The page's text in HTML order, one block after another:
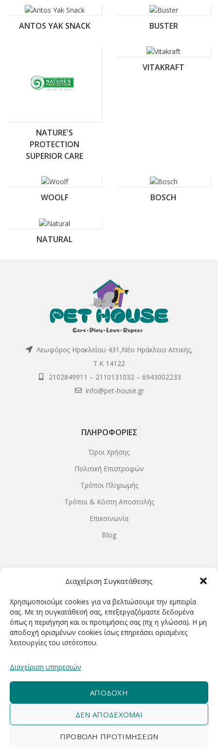
Διαχείριση Συγκατάθεσης
Χρησιμοποιούμε cookies για να βελτιώσουμε την εμπειρία
σας. Με τη συγκατάθεσή σας, επεξεργαζόμαστε δεδομένα
όπως η περιήγηση και οι προτιμήσεις σας (πχ η γλώσσα). Η μη
αποδοχή ορισμένων cookies ίσως επηρεάσει ορισμένες
λειτουργίες του ιστότοπου.
Διαχείριση υπηρεσιών
ΑΠΟΔΟΧΉ
ΔΕΝ ΑΠΟΔΈΧΟΜΑΙ
ΠΡΟΒΟΛΉ ΠΡΟΤΙΜΉΣΕΩΝ
ANTOS YAK SNACK BUSTER
NATURE'S
PROTECTION
SUPERIOR CARE
VITAKRAFT
WOOLF BOSCH
NATURAL
Λεωφόρος Ηρακλείου 431,Νέο Ηράκλειο Αττικής,
Τ.Κ 14122
2102849911 – 2110131032– 6943002233
info@pet-house.gr
ΠΛΗΡΟΦΟΡΊΕΣ
Όροι Χρήσης
Πολιτική Επιστροφών
Τρόποι Πληρωμής
Τρόποι & Κόστη Αποστολής
Επικοινωνία
Blog
ΤΡΙΤΗ-ΠΕΜΠΤΗ-ΠΑΡΑΣΚΕΥΗ 9.00-20.00
ΣΑΒΒΑΤΟ 9.00-15.00
ΕΓΓΡΑΦΕΊΤΕ ΓΙΑ ΝΑ ΛΑΜΒΆΝΕΤΕ ΠΡΏΤΟΙ NΈΑ &